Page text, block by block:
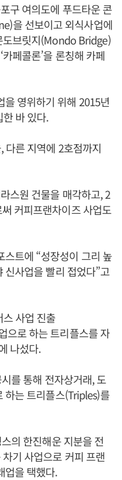
구 여의도에 푸드타운 콘
을 선보이고 외식사업에
도브릿지(Mondo Bridge)
페콜론’을 론칭해 카페
영위하기 위해 2015년
바 있다.
다른 지역에 2호점까지
스원 건물을 매각하고, 2
커피프랜차이즈 사업도
트에 “성장성이 그리 높
신사업을 빨리 접었다”고
사업 진출
으로 하는 트리플스를 자
나섰다.
를 통해 전자상거래, 도
하는 트리플스(Triples)를
의 한진해운 지분을 전
기 사업으로 커피 프랜
업을 택했다.